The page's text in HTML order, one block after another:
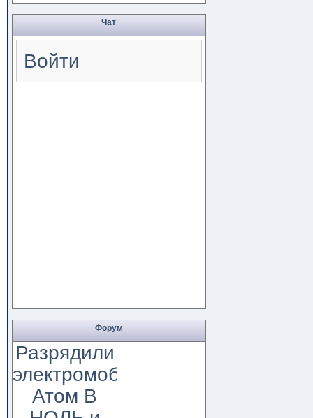
Чат
Войти
Форум
Разрядили
электромобиль
Атом В